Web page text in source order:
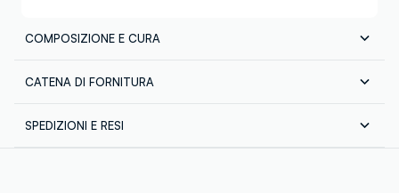
COMPOSIZIONE E CURA
Composizione:
CATENA DI FORNITURA
PAAPPAI EXPORTS
SPEDIZIONI E RESI